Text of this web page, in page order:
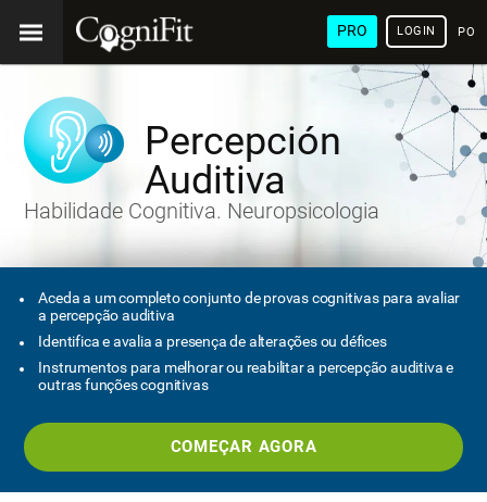
PRO LOGIN
Percepción
Auditiva
Habilidade Cognitiva. Neuropsicologia
Aceda a um completo conjunto de provas cognitivas para avaliar
a percepção auditiva
Identifica e avalia a presença de alterações ou défices
Instrumentos para melhorar ou reabilitar a percepção auditiva e
outras funções cognitivas
COMEÇAR AGORA